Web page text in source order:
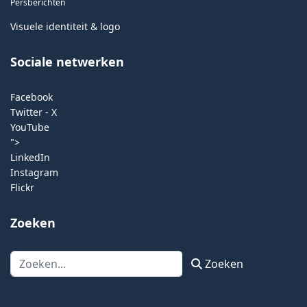
Persberichten
Visuele identiteit & logo
Sociale netwerken
Facebook
Twitter - X
YouTube
">
LinkedIn
Instagram
Flickr
Zoeken
Zoeken Zoeken